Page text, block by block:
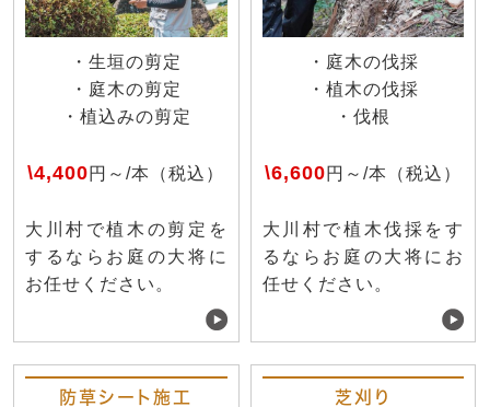
・生垣の剪定
・庭木の剪定
・植込みの剪定
\4,400円～/本（税込）
大川村で植木の剪定を
するならお庭の大将に
お任せください。
・庭木の伐採
・植木の伐採
・伐根
\6,600円～/本（税込）
大川村で植木伐採をす
るならお庭の大将にお
任せください。
防草シート施工 芝刈り